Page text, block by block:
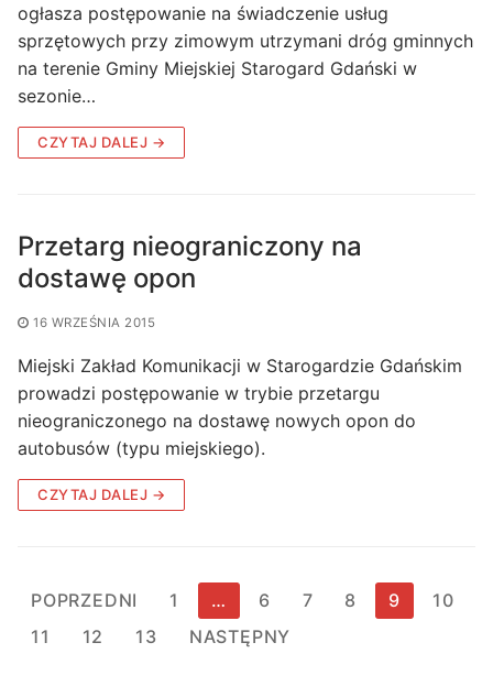
ogłasza postępowanie na świadczenie usług
sprzętowych przy zimowym utrzymani dróg gminnych
na terenie Gminy Miejskiej Starogard Gdański w
sezonie…
CZYTAJ DALEJ →
Przetarg nieograniczony na
dostawę opon
16 WRZEŚNIA 2015
Miejski Zakład Komunikacji w Starogardzie Gdańskim
prowadzi postępowanie w trybie przetargu
nieograniczonego na dostawę nowych opon do
autobusów (typu miejskiego).
CZYTAJ DALEJ →
Stronicowanie
wpisów
POPRZEDNI 1 … 6 7 8 9
10
11
12 13 NASTĘPNY